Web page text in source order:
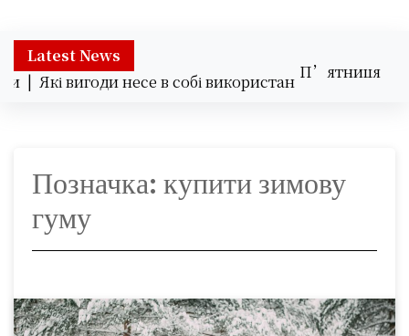
Latest News
|Які вигоди несе в собі використання хмарних
П’ятниця
Позначка: купити зимову
гуму